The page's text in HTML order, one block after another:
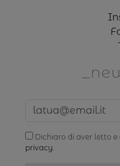
Dichiaro di aver letto e
privacy.